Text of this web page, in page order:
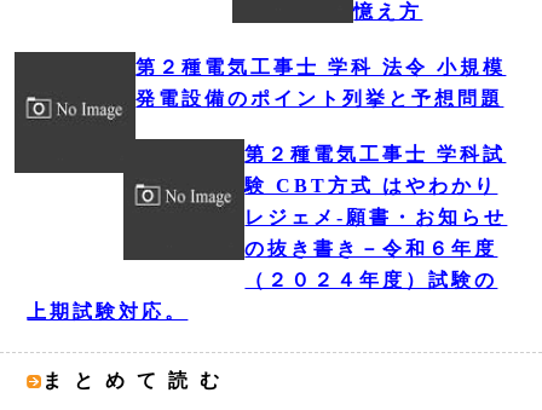
憶え方
第２種電気工事士 学科 法令 小規模
発電設備のポイント列挙と予想問題
第２種電気工事士 学科試
験 CBT方式 はやわかり
レジェメ‐願書・お知らせ
の抜き書き－令和６年度
（２０２４年度）試験の
上期試験対応。
まとめて読む